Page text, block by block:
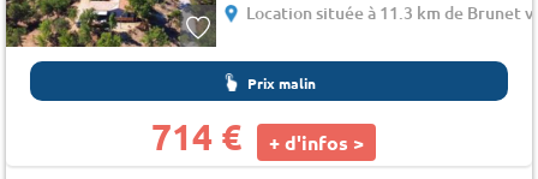
Location située à 11.3 km de Brunet
Prix malin
714 € + d'infos >